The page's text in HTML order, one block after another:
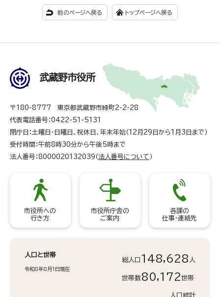
前のページへ戻る トップページへ戻る
武蔵野市役所
〒180-8777 東京都武蔵野市緑町2-2-28
代表電話番号：0422-51-5131
閉庁日：土曜日・日曜日、祝休日、年末年始（12月29日から1月3日まで）
受付時間：午前8時30分から午後5時まで
法人番号：8000020132039（ 法人番号について ）
市役所への
行き方
市役所庁舎の
ご案内
各課の
仕事・連絡先
人口と世帯
令和8年8月1日現在
総人口 148,628 人
世帯数80,172世帯
人口統計